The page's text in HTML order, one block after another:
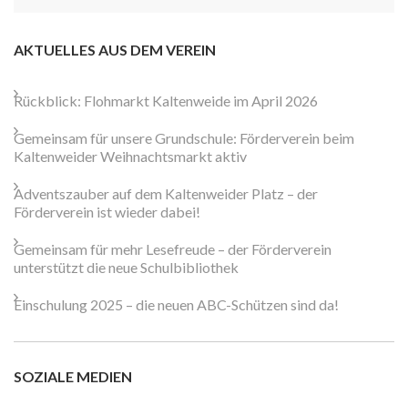
AKTUELLES AUS DEM VEREIN
Rückblick: Flohmarkt Kaltenweide im April 2026
Gemeinsam für unsere Grundschule: Förderverein beim
Kaltenweider Weihnachtsmarkt aktiv
Adventszauber auf dem Kaltenweider Platz – der
Förderverein ist wieder dabei!
Gemeinsam für mehr Lesefreude – der Förderverein
unterstützt die neue Schulbibliothek
Einschulung 2025 – die neuen ABC-Schützen sind da!
SOZIALE MEDIEN